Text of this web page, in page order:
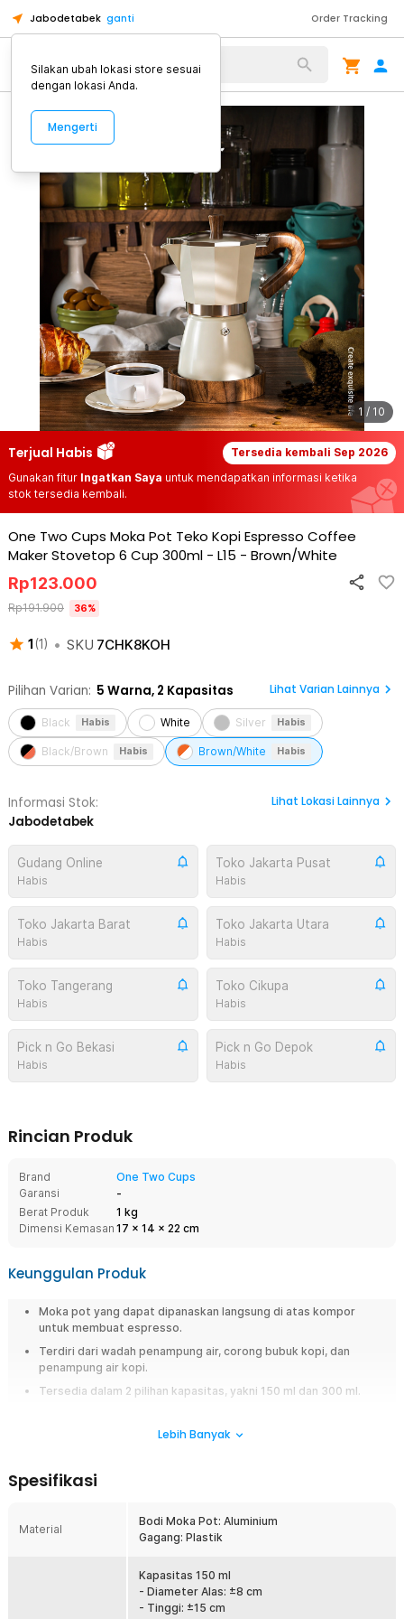
Jabodetabek ganti Order Tracking
Alat Kopi
1 / 10
Terjual Habis Tersedia kembali Sep 2026
Gunakan fitur Ingatkan Saya untuk mendapatkan informasi ketika
stok tersedia kembali.
One Two Cups Moka Pot Teko Kopi Espresso Coffee
Maker Stovetop 6 Cup 300ml - L15 - Brown/White
1 (1) • SKU 7CHK8KOH
Rp123.000
Rp191.900 36%
Pilihan Varian: 5 Warna, 2 Kapasitas Lihat Varian Lainnya
Black Habis White Silver Habis
Black/Brown Habis Brown/White Habis
Informasi Stok:
Jabodetabek
Lihat Lokasi Lainnya
Gudang Online
Habis
Toko Jakarta Pusat
Habis
Toko Jakarta Barat
Habis
Toko Jakarta Utara
Habis
Toko Tangerang
Habis
Toko Cikupa
Habis
Pick n Go Bekasi
Habis
Pick n Go Depok
Habis
Rincian Produk
Brand
One Two Cups
Garansi
-
Berat Produk
1 kg
Dimensi Kemasan 17 x 14 x 22 cm
Keunggulan Produk
Moka pot yang dapat dipanaskan langsung di atas kompor
untuk membuat espresso.
Terdiri dari wadah penampung air, corong bubuk kopi, dan
penampung air kopi.
Tersedia dalam 2 pilihan kapasitas, yakni 150 ml dan 300 ml.
Ingin merasakan kenikmatan kopi espresso khas Italia? Inilah saatnya
untuk membuat kopi espresso dengan moka pot dari One Two Cups.
dipanaskan langsung di atas kompor. Proses penggunaan moka pot
memang cukup sederhana, tetapi Anda akan mendapatkan cita rasa kopi
moka pot ini juga cocok digunakan bagi Anda yang baru terjun ke dunia
Lebih Banyak
Spesifikasi
Material
Bodi Moka Pot: Aluminium
Gagang: Plastik
Kapasitas 150 ml
- Diameter Alas: ±8 cm
- Tinggi: ±15 cm
Silakan ubah lokasi store sesuai
dengan lokasi Anda.
Mengerti